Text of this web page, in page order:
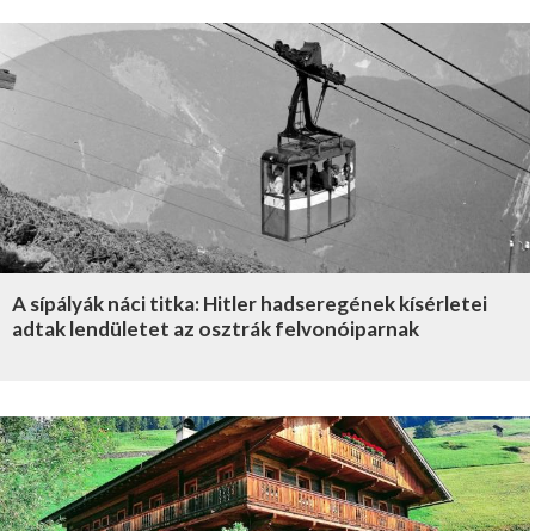
A sípályák náci titka: Hitler hadseregének kísérletei
adtak lendületet az osztrák felvonóiparnak